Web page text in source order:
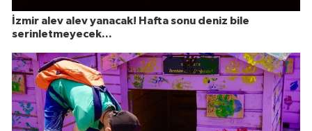
İzmir alev alev yanacak! Hafta sonu deniz bile
serinletmeyecek...